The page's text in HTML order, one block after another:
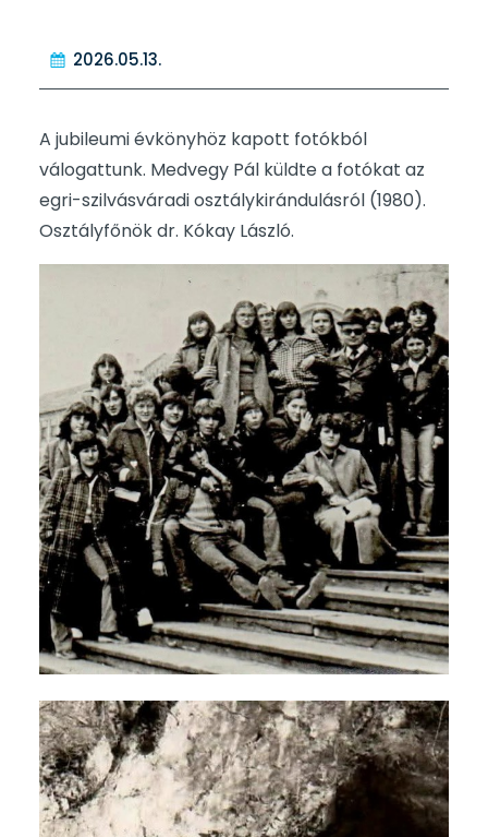
2026.05.13.
A jubileumi évkönyhöz kapott fotókból
válogattunk. Medvegy Pál küldte a fotókat az
egri-szilvásváradi osztálykirándulásról (1980).
Osztályfőnök dr. Kókay László.